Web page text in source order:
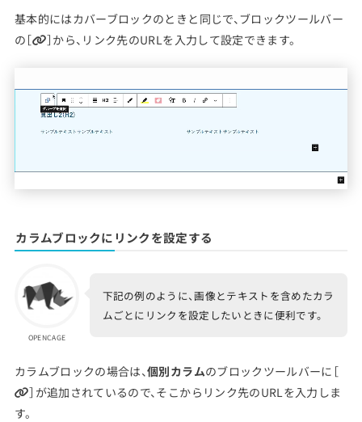
基本的にはカバーブロックのときと同じで、ブロックツールバー
の［
］から、リンク先のURLを入力して設定できます。
カラムブロックにリンクを設定する
OPENCAGE
下記の例のように、画像とテキストを含めたカラ
ムごとにリンクを設定したいときに便利です。
カラムブロックの場合は、個別カラムのブロックツールバーに［
］が追加されているので、そこからリンク先のURLを入力しま
す。